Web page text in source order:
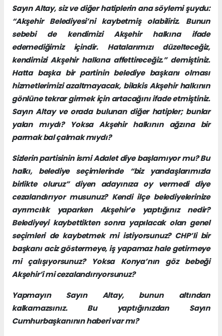
Sayın Altay, siz ve diğer hatiplerin ana söylemi şuydu:
“Akşehir Belediyesi’ni kaybetmiş olabiliriz. Bunun
sebebi de kendimizi Akşehir halkına ifade
edemediğimiz içindir. Hatalarımızı düzelteceğiz,
kendimizi Akşehir halkına affettireceğiz.” demiştiniz.
Hatta başka bir partinin belediye başkanı olması
hizmetlerimizi azaltmayacak, bilakis Akşehir halkının
gönlüne tekrar girmek için artacağını ifade etmiştiniz.
Sayın Altay ve orada bulunan diğer hatipler; bunlar
yalan mıydı? Yoksa Akşehir halkının ağzına bir
parmak bal çalmak mıydı?
Sizlerin partisinin ismi Adalet diye başlamıyor mu? Bu
halkı, belediye seçimlerinde “biz yandaşlarımızla
birlikte oluruz” diyen adayınıza oy vermedi diye
cezalandırıyor musunuz? Kendi ilçe belediyelerinize
ayrımcılık yaparken Akşehir’e yaptığınız nedir?
Belediyeyi kaybettikten sonra yapılacak olan genel
seçimleri de kaybetmek mi istiyorsunuz? CHP’li bir
başkanı aciz göstermeye, iş yapamaz hale getirmeye
mi çalışıyorsunuz? Yoksa Konya’nın göz bebeği
Akşehir’i mi cezalandırıyorsunuz?
Yapmayın Sayın Altay, bunun altından
kalkamazsınız. Bu yaptığınızdan Sayın
Cumhurbaşkanının haberi var mı?